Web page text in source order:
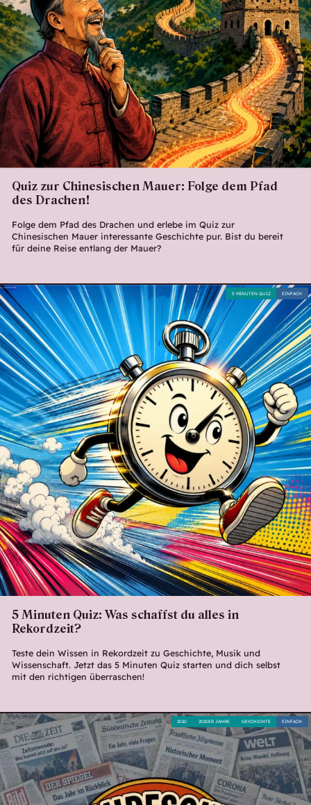
Quiz zur Chinesischen Mauer: Folge dem Pfad
des Drachen!
Folge dem Pfad des Drachen und erlebe im Quiz zur
Chinesischen Mauer interessante Geschichte pur. Bist du bereit
für deine Reise entlang der Mauer?
5 Minuten Quiz: Was schaffst du alles in
Rekordzeit?
Teste dein Wissen in Rekordzeit zu Geschichte, Musik und
Wissenschaft. Jetzt das 5 Minuten Quiz starten und dich selbst
mit den richtigen überraschen!
EINFACH
5 MINUTEN QUIZ
EINFACH
GESCHICHTE
2020ER JAHRE
2020